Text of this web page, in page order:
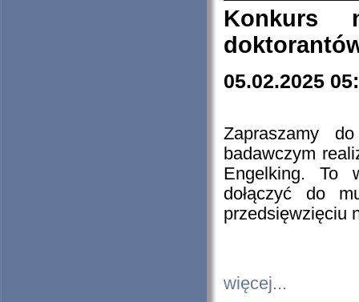
Konkurs
05.02.2025
Zapraszamy
badawczym
Engelking. To
dołączyć do
przedsięwzięciu
więcej...